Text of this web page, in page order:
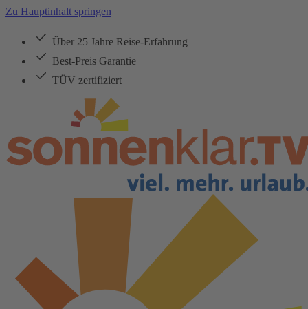
Zu Hauptinhalt springen
Über 25 Jahre Reise-Erfahrung
Best-Preis Garantie
TÜV zertifiziert